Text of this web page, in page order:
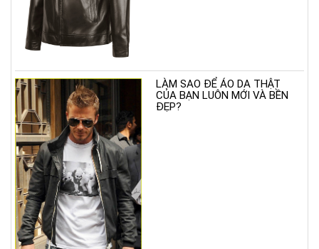
LÀM SAO ĐỂ ÁO DA THẬT
CỦA BẠN LUÔN MỚI VÀ BỀN
ĐẸP?